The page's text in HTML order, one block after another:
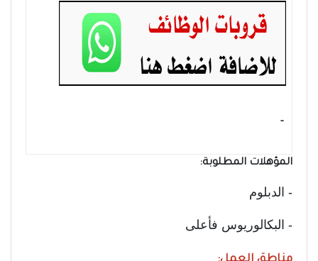
- ‏
المؤهلات المطلوبة:
- الدبلوم
- البكالوريوس فأعلى